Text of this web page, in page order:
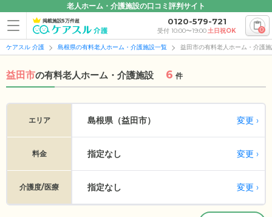
老人ホーム・介護施設の口コミ評判サイト
掲載施設5万件超 0120-579-721
受付 10:00〜19:00土日祝OK 0
ケアスル 介護 島根県の有料老人ホーム・介護施設一覧 益田市の有料老人ホーム・介護
益田市の有料老人ホーム・介護施設 6 件
エリア 島根県（益田市） 変更
料金 指定なし 変更
介護度/医療 指定なし 変更